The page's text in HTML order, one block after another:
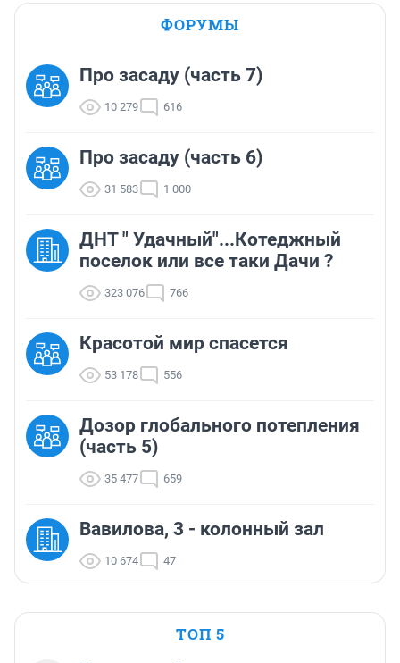
ФОРУМЫ
Про засаду (часть 7)
10 279 616
Про засаду (часть 6)
31 583 1 000
ДНТ " Удачный"...Котеджный
поселок или все таки Дачи ?
323 076 766
Красотой мир спасется
53 178 556
Дозор глобального потепления
(часть 5)
35 477 659
Вавилова, 3 - колонный зал
10 674 47
ТОП 5